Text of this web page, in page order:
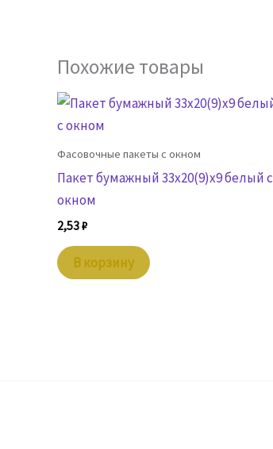
Похожие товары
Фасовочные пакеты с окном
Пакет бумажный 33х20(9)х9 белый с
окном
2,53₽
В корзину